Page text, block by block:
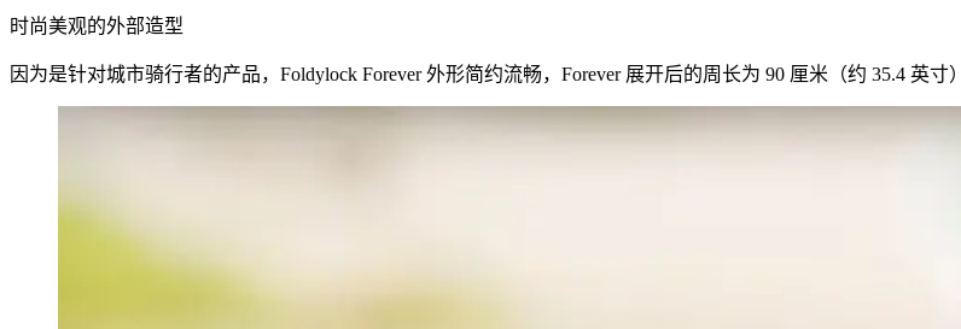
时尚美观的外部造型
因为是针对城市骑行者的产品，Foldylock Forever 外形简约流畅，Forever 展开后的周长为 90 厘米（约 35.4 英